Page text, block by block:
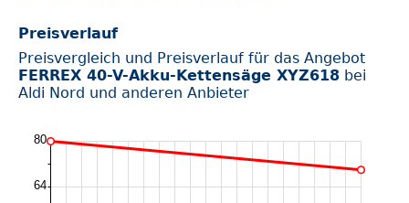
Preisverlauf
Preisvergleich und Preisverlauf für das Angebot
FERREX 40-V-Akku-Kettensäge XYZ618 bei
Aldi Nord und anderen Anbieter